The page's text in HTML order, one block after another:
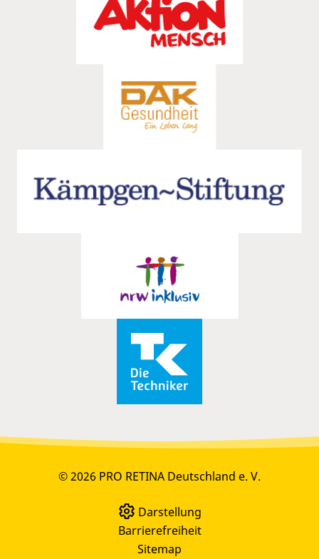
© 2026 PRO RETINA Deutschland e. V.
Darstellung
Barrierefreiheit
Sitemap